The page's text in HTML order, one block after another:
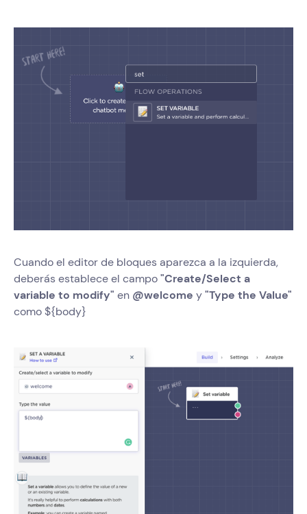
Cuando el editor de bloques aparezca a la izquierda,
deberás establece el campo"Create/Select a
variable to modify" en @welcome y"Type the Value"
como ${body}